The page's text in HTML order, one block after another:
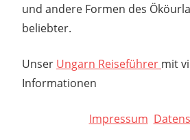
und andere Formen des
beliebter.
Unser Ungarn Reiseführer mit
Informationen
Impressum